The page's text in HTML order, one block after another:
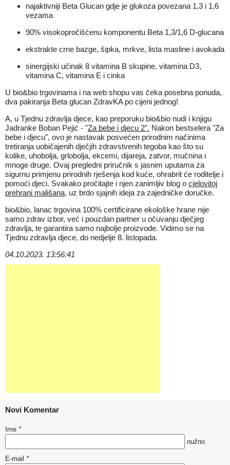
najaktivniji Beta Glucan gdje je glukoza povezana 1,3 i 1,6
vezama
90% visokopročišćenu komponentu Beta 1,3/1,6 D-glucana
ekstrakte crne bazge, šipka, mrkve, lista masline i avokada
sinergijski učinak 8 vitamina B skupine, vitamina D3,
vitamina C, vitamina E i cinka
U bio&bio trgovinama i na web shopu vas čeka posebna ponuda,
dva pakiranja Beta glucan ZdravKA po cijeni jednog!
A, u Tjednu zdravlja djece, kao preporuku bio&bio nudi i knjigu
Jadranke Boban Pejić - "Za bebe i djecu 2". Nakon bestselera "Za
bebe i djecu", ovo je nastavak posvećen prirodnim načinima
tretiranja uobičajenih dječjih zdravstvenih tegoba kao što su
kolike, uhobolja, grlobolja, ekcemi, dijareja, zatvor, mučnina i
mnoge druge. Ovaj pregledni priručnik s jasnim uputama za
sigurnu primjenu prirodnih rješenja kod kuće, ohrabrit će roditelje i
pomoći djeci. Svakako pročitajte i njen zanimljiv blog o cjelovitoj
prehrani mališana, uz brdo sjajnih ideja za zajedničke doručke.
bio&bio, lanac trgovina 100% certificirane ekološke hrane nije
samo zdrav izbor, već i pouzdan partner u očuvanju dječjeg
zdravlja, te garantira samo najbolje proizvode. Vidimo se na
Tjednu zdravlja djece, do nedjelje 8. listopada.
04.10.2023. 13:56:41
Novi Komentar
Ime *
nužno
E-mail *